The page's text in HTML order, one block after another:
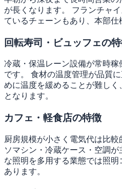
が長くなります。 フランチャ
ているチェーンもあり、本部仕
回転寿司・ビュッフェの
冷蔵・保温レーン設備が常時
です。 食材の温度管理が品質
めに温度を緩めることが難し
となります。
カフェ・軽食店の特徴
厨房規模が小さく電気代は比
ソマシン・冷蔵ケース・空調
な照明を多用する業態では照
あります。